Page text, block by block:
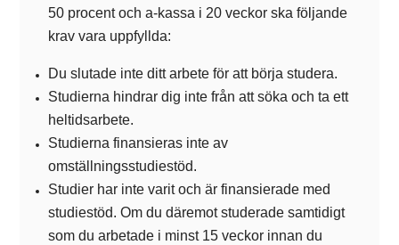
50 procent och a-kassa i 20 veckor ska följande
krav vara uppfyllda:
Du slutade inte ditt arbete för att börja studera.
Studierna hindrar dig inte från att söka och ta ett
heltidsarbete.
Studierna finansieras inte av
omställningsstudiestöd.
Studier har inte varit och är finansierade med
studiestöd. Om du däremot studerade samtidigt
som du arbetade i minst 15 veckor innan du